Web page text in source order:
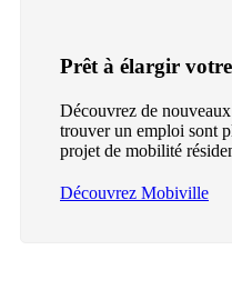
Prêt à élargir
Découvrez de
trouver un emploi sont
projet de mobilité
Découvrez Mobiville